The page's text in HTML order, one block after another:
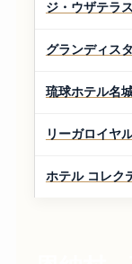
ジ・ウザテラス
グランディス
琉球ホテル名
リーガロイヤ
ホテル コレク